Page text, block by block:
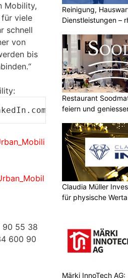
Mobility,
für viele
schnell
von
bis
company/eit-
90 55 38
600 90
Reinigung,
Dienstleistungen –
Restaurant
feiern und
Claudia Müller
für physische
Märki InnoTech